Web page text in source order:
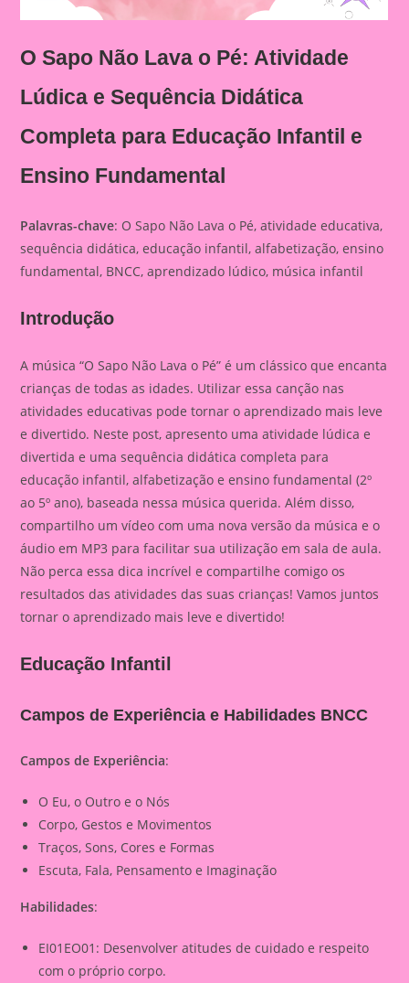
O Sapo Não Lava o Pé: Atividade
Lúdica e Sequência Didática
Completa para Educação Infantil e
Ensino Fundamental
Palavras-chave: O Sapo Não Lava o Pé, atividade educativa,
sequência didática, educação infantil, alfabetização, ensino
fundamental, BNCC, aprendizado lúdico, música infantil
Introdução
A música “O Sapo Não Lava o Pé” é um clássico que encanta
crianças de todas as idades. Utilizar essa canção nas
atividades educativas pode tornar o aprendizado mais leve
e divertido. Neste post, apresento uma atividade lúdica e
divertida e uma sequência didática completa para
educação infantil, alfabetização e ensino fundamental (2º
ao 5º ano), baseada nessa música querida. Além disso,
compartilho um vídeo com uma nova versão da música e o
áudio em MP3 para facilitar sua utilização em sala de aula.
Não perca essa dica incrível e compartilhe comigo os
resultados das atividades das suas crianças! Vamos juntos
tornar o aprendizado mais leve e divertido!
Educação Infantil
Campos de Experiência e Habilidades BNCC
Campos de Experiência:
O Eu, o Outro e o Nós
Corpo, Gestos e Movimentos
Traços, Sons, Cores e Formas
Escuta, Fala, Pensamento e Imaginação
Habilidades:
EI01EO01: Desenvolver atitudes de cuidado e respeito
com o próprio corpo.